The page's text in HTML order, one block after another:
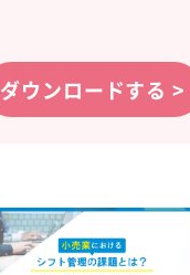
ダウンロードする >